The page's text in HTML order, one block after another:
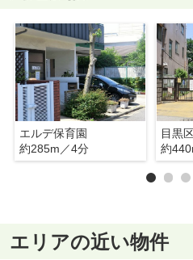
エルデ保育園
約285m／4分
目黒
約
エリアの近い物件